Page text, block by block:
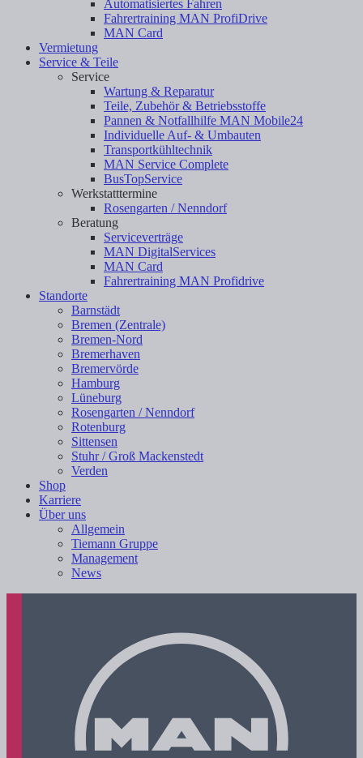
Automatisiertes Fahren
Fahrertraining MAN ProfiDrive
MAN Card
Vermietung
Service & Teile
Service
Wartung & Reparatur
Teile, Zubehör & Betriebsstoffe
Pannen & Notfallhilfe MAN Mobile24
Individuelle Auf- & Umbauten
Transportkühltechnik
MAN Service Complete
BusTopService
Werkstatttermine
Rosengarten / Nenndorf
Beratung
Serviceverträge
MAN DigitalServices
MAN Card
Fahrertraining MAN Profidrive
Standorte
Barnstädt
Bremen (Zentrale)
Bremen-Nord
Bremerhaven
Bremervörde
Hamburg
Lüneburg
Rosengarten / Nenndorf
Rotenburg
Sittensen
Stuhr / Groß Mackenstedt
Verden
Shop
Karriere
Über uns
Allgemein
Tiemann Gruppe
Management
News